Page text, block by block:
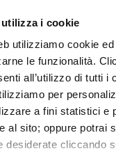
i cookie
utilizziamo cookie
le funzionalità.
all’utilizzo di tutti i
per
a fini statistici e
al sito; oppure potrai
desiderate cliccando
per chi
e
del